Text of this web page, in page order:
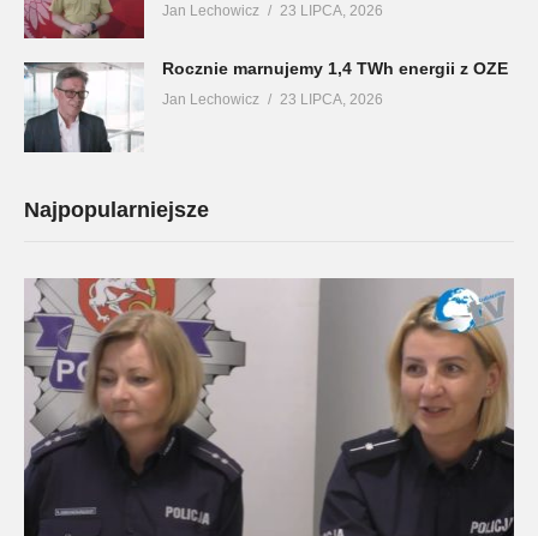
Jan Lechowicz 23 LIPCA, 2026
Rocznie marnujemy 1,4 TWh energii z OZE
Jan Lechowicz 23 LIPCA, 2026
Najpopularniejsze